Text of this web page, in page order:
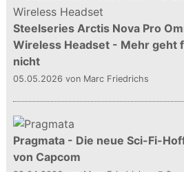
Steelseries Arctis Nova Pro
Wireless Headset - Mehr geht
nicht
05.05.2026 von Marc Friedrichs
Pragmata - Die neue Sci-Fi-
von Capcom